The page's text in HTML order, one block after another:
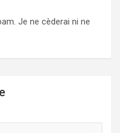
Je ne cèderai ni ne